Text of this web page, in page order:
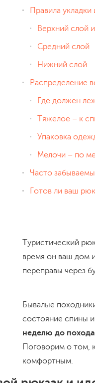
Правила
Верхний слой
Средний слой
Нижний слой
Распределение
Где должен
Тяжелое – к
Упаковка
Мелочи – по
Часто
Готов ли ваш
Туристический
время он ваш дом
переправы через
Бывалые
состояние спины и
неделю до похода
Поговорим о том,
комфортным.